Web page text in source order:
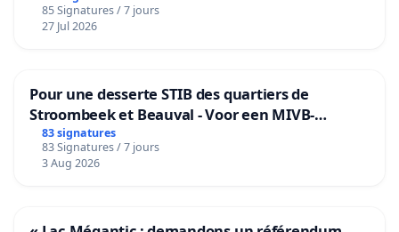
85 Signatures / 7 jours
27 Jul 2026
Pour une desserte STIB des quartiers de
Stroombeek et Beauval - Voor een MIVB-
bediening van de wijken Strombeek en Het
Voor
83 signatures
83 Signatures / 7 jours
3 Aug 2026